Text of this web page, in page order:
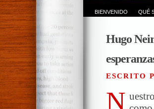
BIENVENIDO QUÉ
Hugo
ESCRITO
N